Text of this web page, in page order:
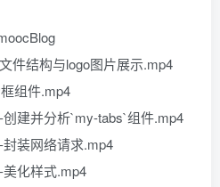
件结构与logo图片展示.mp4
组件.mp4
建并分析`my-tabs`组件.mp4
装网络请求.mp4
化样式.mp4